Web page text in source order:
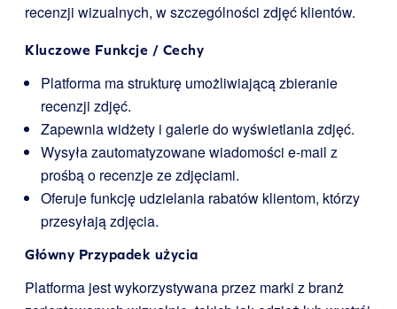
recenzji wizualnych, w szczególności zdjęć klientów.
Kluczowe Funkcje / Cechy
Platforma ma strukturę umożliwiającą zbieranie
recenzji zdjęć.
Zapewnia widżety i galerie do wyświetlania zdjęć.
Wysyła zautomatyzowane wiadomości e-mail z
prośbą o recenzje ze zdjęciami.
Oferuje funkcję udzielania rabatów klientom, którzy
przesyłają zdjęcia.
Główny Przypadek użycia
Platforma jest wykorzystywana przez marki z branż